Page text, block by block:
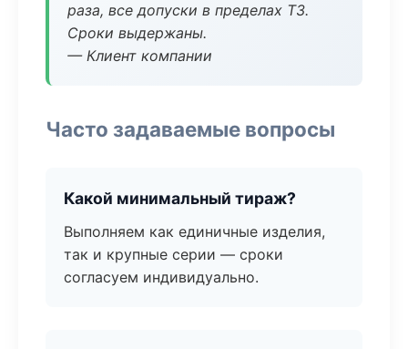
раза, все допуски в пределах ТЗ.
Сроки выдержаны.
— Клиент компании
Часто задаваемые вопросы
Какой минимальный тираж?
Выполняем как единичные изделия,
так и крупные серии — сроки
согласуем индивидуально.